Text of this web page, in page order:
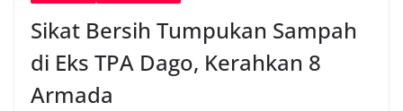
Sikat Bersih Tumpukan Sampah
di Eks TPA Dago, Kerahkan 8
Armada